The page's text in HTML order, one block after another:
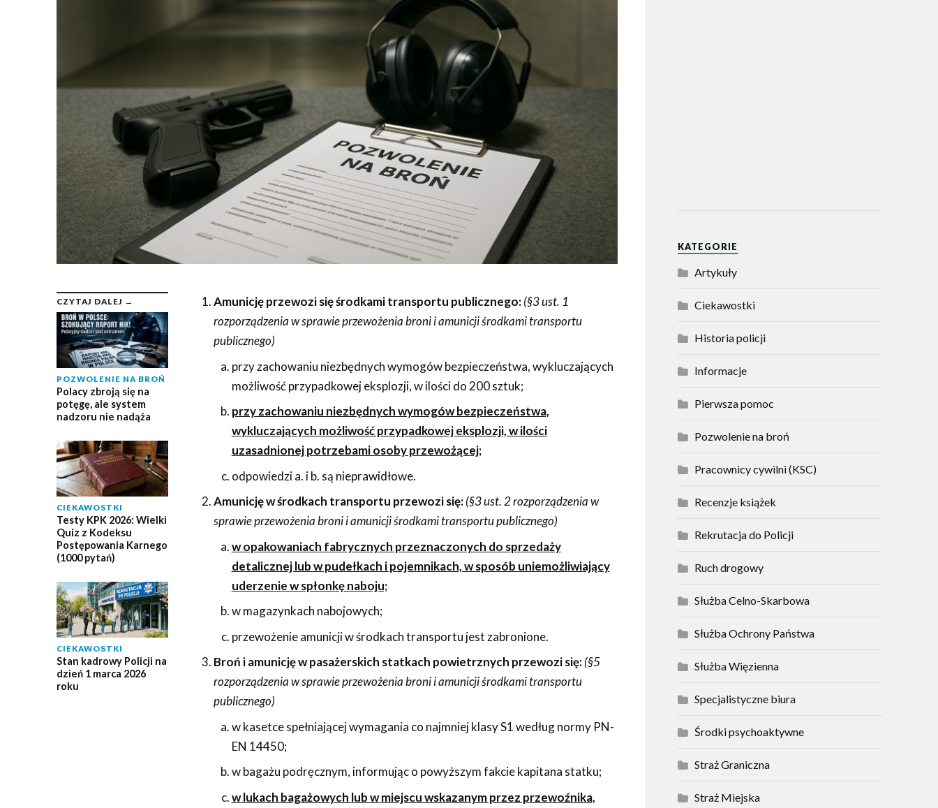
CZYTAJ DALEJ →
POZWOLENIE NA BROŃ
Polacy zbroją się na
potęgę, ale system
nadzoru nie nadąża
CIEKAWOSTKI
Testy KPK 2026: Wielki
Quiz z Kodeksu
Postępowania Karnego
(1000 pytań)
CIEKAWOSTKI
Stan kadrowy Policji na
dzień 1 marca 2026
roku
Amunicję przewozi się środkami transportu publicznego:(§3 ust. 1
rozporządzenia w sprawie przewożenia broni i amunicji środkami transportu
publicznego)
przy zachowaniu niezbędnych wymogów bezpieczeństwa, wykluczających
możliwość przypadkowej eksplozji, w ilości do 200 sztuk;
przy zachowaniu niezbędnych wymogów bezpieczeństwa,
wykluczających możliwość przypadkowej eksplozji, w ilości
uzasadnionej potrzebami osoby przewożącej;
odpowiedzi a. i b. są nieprawidłowe.
Amunicję w środkach transportu przewozi się:(§3 ust. 2 rozporządzenia w
sprawie przewożenia broni i amunicji środkami transportu publicznego)
w opakowaniach fabrycznych przeznaczonych do sprzedaży
detalicznej lub w pudełkach i pojemnikach, w sposób uniemożliwiający
uderzenie w spłonkę naboju;
w magazynkach nabojowych;
przewożenie amunicji w środkach transportu jest zabronione.
Broń i amunicję w pasażerskich statkach powietrznych przewozi się:(§5
rozporządzenia w sprawie przewożenia broni i amunicji środkami transportu
publicznego)
w kasetce spełniającej wymagania co najmniej klasy S1 według normy PN-
EN 14450;
w bagażu podręcznym, informując o powyższym fakcie kapitana statku;
w lukach bagażowych lub w miejscu wskazanym przez przewoźnika,
KATEGORIE
Artykuły
Ciekawostki
Historia policji
Informacje
Pierwsza pomoc
Pozwolenie na broń
Pracownicy cywilni (KSC)
Recenzje książek
Rekrutacja do Policji
Ruch drogowy
Służba Celno-Skarbowa
Służba Ochrony Państwa
Służba Więzienna
Specjalistyczne biura
Środki psychoaktywne
Straż Graniczna
Straż Miejska